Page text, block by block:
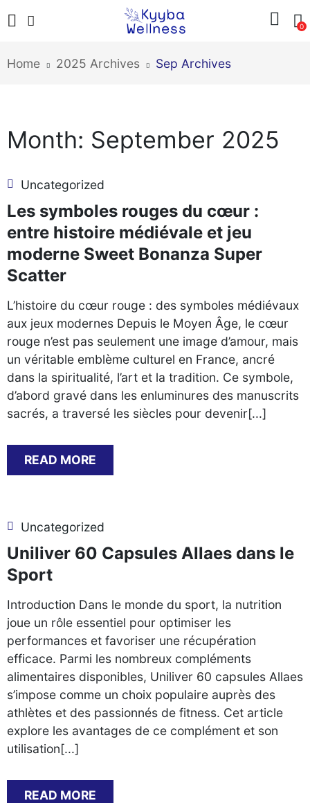
0
Home 2025 Archives Sep Archives
Month: September 2025
Uncategorized
Les symboles rouges du cœur :
entre histoire médiévale et jeu
moderne Sweet Bonanza Super
Scatter
L’histoire du cœur rouge : des symboles médiévaux
aux jeux modernes Depuis le Moyen Âge, le cœur
rouge n’est pas seulement une image d’amour, mais
un véritable emblème culturel en France, ancré
dans la spiritualité, l’art et la tradition. Ce symbole,
d’abord gravé dans les enluminures des manuscrits
sacrés, a traversé les siècles pour devenir[...]
READ MORE
Uncategorized
Uniliver 60 Capsules Allaes dans le
Sport
Introduction Dans le monde du sport, la nutrition
joue un rôle essentiel pour optimiser les
performances et favoriser une récupération
efficace. Parmi les nombreux compléments
alimentaires disponibles, Uniliver 60 capsules Allaes
s’impose comme un choix populaire auprès des
athlètes et des passionnés de fitness. Cet article
explore les avantages de ce complément et son
utilisation[...]
READ MORE